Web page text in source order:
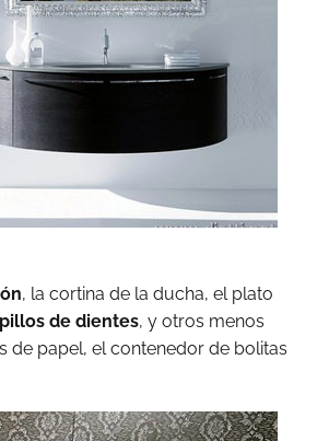
, la cortina de la ducha, el plato
de dientes, y otros menos
de papel, el contenedor de bolitas